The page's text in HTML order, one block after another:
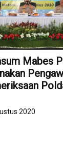
Mabes
2020